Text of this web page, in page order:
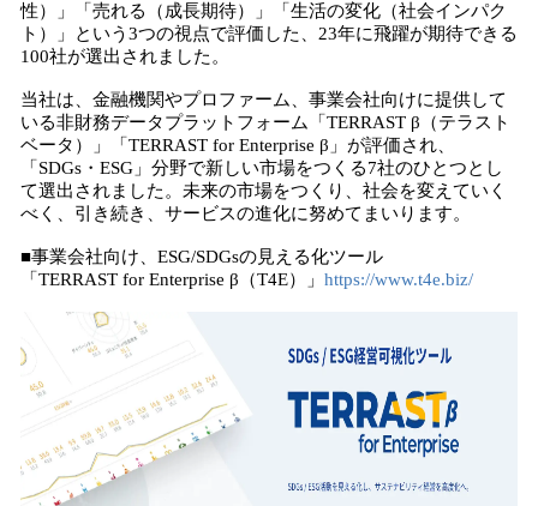
性）」「売れる（成長期待）」「生活の変化（社会インパク
ト）」という3つの視点で評価した、23年に飛躍が期待できる
100社が選出されました。
当社は、金融機関やプロファーム、事業会社向けに提供して
いる非財務データプラットフォーム「TERRAST β（テラスト
ベータ）」「TERRAST for Enterprise β」が評価され、
「SDGs・ESG」分野で新しい市場をつくる7社のひとつとし
て選出されました。未来の市場をつくり、社会を変えていく
べく、引き続き、サービスの進化に努めてまいります。
■事業会社向け、ESG/SDGsの見える化ツール
「TERRAST for Enterprise β（T4E）」 https://www.t4e.biz/